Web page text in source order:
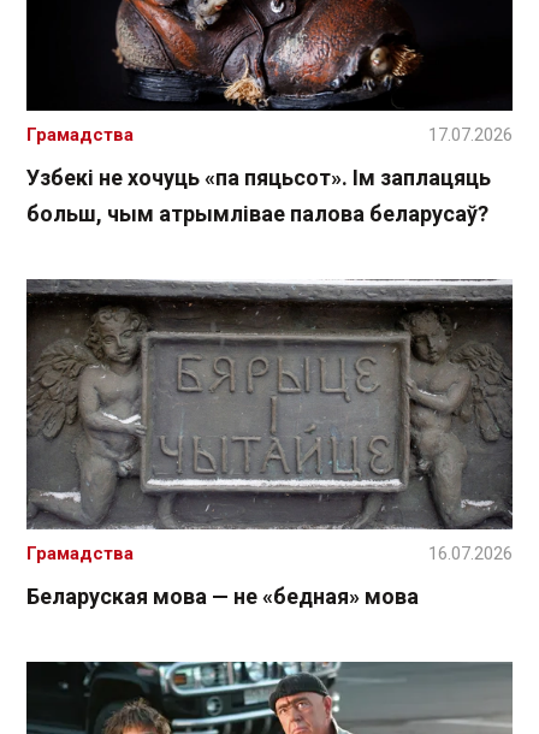
Узбекі не хочуць «па пяцьсот». Ім заплацяць
больш, чым атрымлівае палова беларусаў?
Грамадства 17.07.2026
Беларуская мова — не «бедная» мова
Грамадства 16.07.2026